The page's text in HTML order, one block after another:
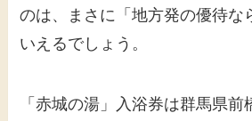
のは、まさに「地方発の優待な
いえるでしょう。
「赤城の湯」入浴券は群馬県